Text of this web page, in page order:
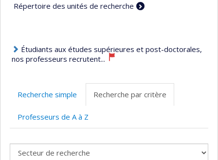
Répertoire des unités de recherche
Étudiants aux études supérieures et post-doctorales,
nos professeurs recrutent...
Recherche simple Recherche par critère
Professeurs de A à Z